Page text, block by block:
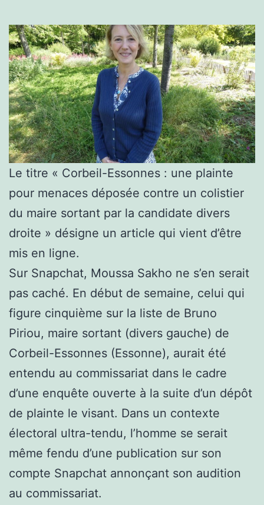
Le titre « Corbeil-Essonnes : une plainte
pour menaces déposée contre un colistier
du maire sortant par la candidate divers
droite » désigne un article qui vient d’être
mis en ligne.
Sur Snapchat, Moussa Sakho ne s’en serait
pas caché. En début de semaine, celui qui
figure cinquième sur la liste de Bruno
Piriou, maire sortant (divers gauche) de
Corbeil-Essonnes (Essonne), aurait été
entendu au commissariat dans le cadre
d’une enquête ouverte à la suite d’un dépôt
de plainte le visant. Dans un contexte
électoral ultra-tendu, l’homme se serait
même fendu d’une publication sur son
compte Snapchat annonçant son audition
au commissariat.